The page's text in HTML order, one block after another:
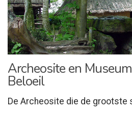
Archeosite en
Beloeil
De Archeosite die de grootste